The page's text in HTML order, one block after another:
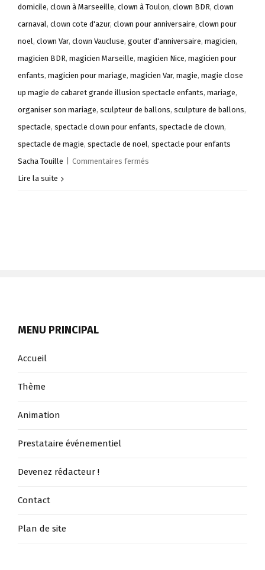
domicile, clown à Marseeille, clown à Toulon, clown BDR, clown
carnaval, clown cote d'azur, clown pour anniversaire, clown pour
noel, clown Var, clown Vaucluse, gouter d'anniversaire, magicien,
magicien BDR, magicien Marseille, magicien Nice, magicien pour
enfants, magicien pour mariage, magicien Var, magie, magie close
up magie de cabaret grande illusion spectacle enfants, mariage,
organiser son mariage, sculpteur de ballons, sculpture de ballons,
spectacle, spectacle clown pour enfants, spectacle de clown,
spectacle de magie, spectacle de noel, spectacle pour enfants
Sacha Touille
Commentaires fermés
Lire la suite
MENU PRINCIPAL
Accueil
Thème
Animation
Prestataire événementiel
Devenez rédacteur !
Contact
Plan de site